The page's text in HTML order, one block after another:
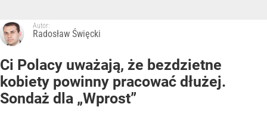
Autor:
Radosław Święcki
Ci Polacy uważają, że bezdzietne
kobiety powinny pracować dłużej.
Sondaż dla „Wprost”